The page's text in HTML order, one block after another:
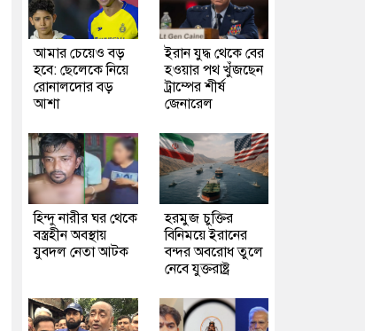
আমার চেয়েও বড়
হবে: ছেলেকে নিয়ে
রোনালদোর বড়
আশা
ইরান যুদ্ধ থেকে বের
হওয়ার পথ খুঁজছেন
ট্রাম্পের শীর্ষ
জেনারেল
হিন্দু নারীর ঘর থেকে
বস্ত্রহীন অবস্থায়
যুবদল নেতা আটক
হরমুজ চুক্তির
বিনিময়ে ইরানের
বন্দর অবরোধ তুলে
নেবে যুক্তরাষ্ট্র